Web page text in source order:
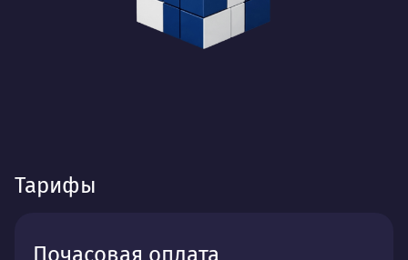
Тарифы
Почасовая оплата